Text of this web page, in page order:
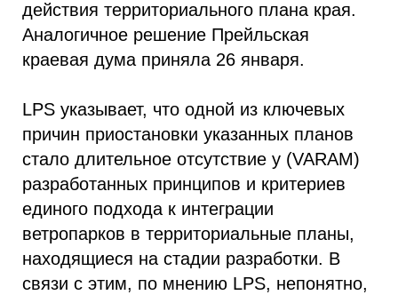
действия территориального плана края.
Аналогичное решение Прейльская
краевая дума приняла 26 января.
LPS указывает, что одной из ключевых
причин приостановки указанных планов
стало длительное отсутствие у (VARAM)
разработанных принципов и критериев
единого подхода к интеграции
ветропарков в территориальные планы,
находящиеся на стадии разработки. В
связи с этим, по мнению LPS, непонятно,